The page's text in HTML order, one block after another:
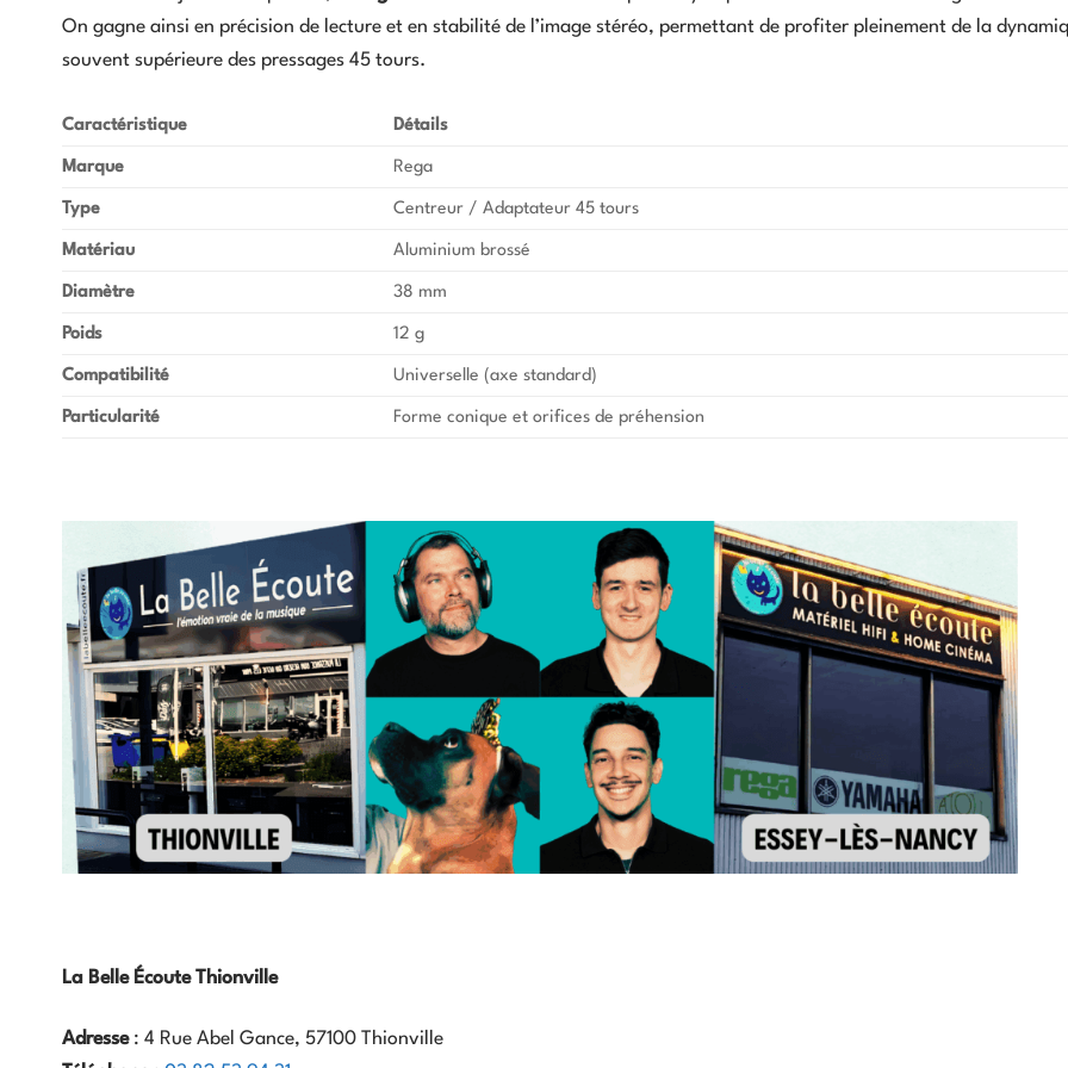
On gagne ainsi en précision de lecture et en stabilité de l’image stéréo, permettant de profiter pleinement de la
souvent supérieure des pressages 45 tours.
Caractéristique Détails
Marque Rega
Type Centreur / Adaptateur 45 tours
Matériau Aluminium brossé
Diamètre 38 mm
Poids 12 g
Compatibilité Universelle (axe standard)
Particularité Forme conique et orifices de préhension
La Belle Écoute Thionville
Adresse: 4 Rue Abel Gance, 57100 Thionville